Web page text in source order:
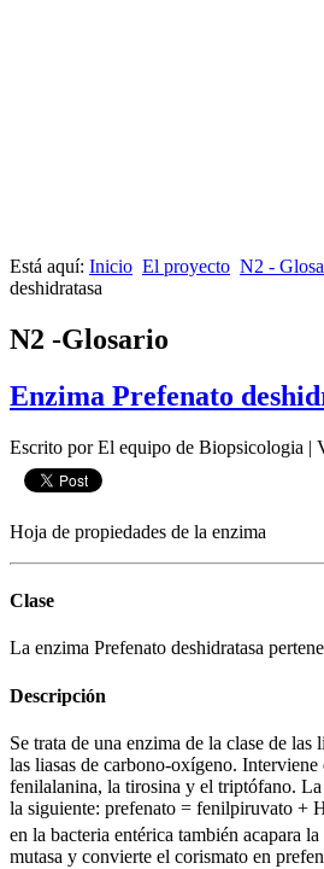
Está aquí: Inicio El proyecto N2 -
deshidratasa
N2 -Glosario
Enzima Prefenato
Escrito por El equipo de Biopsicologia |
Hoja de propiedades de la enzima
Clase
La enzima Prefenato deshidratasa
Descripción
Se trata de una enzima de la clase de las
las liasas de carbono-oxígeno. Interviene
fenilalanina, la tirosina y el triptófano. La
la siguiente: prefenato = fenilpiruvato +
en la bacteria entérica también acapara
mutasa y convierte el corismato en